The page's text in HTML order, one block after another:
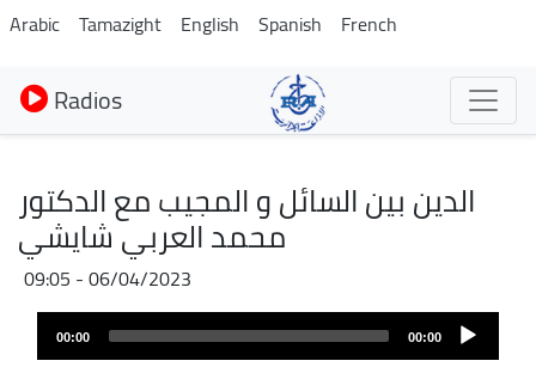
Aller
au
contenu
principal
Arabic Tamazight English Spanish French
Radios
الدين بين السائل و المجيب مع الدكتور
محمد العربي شايشي
06/04/2023 - 09:05
00:00
00:00